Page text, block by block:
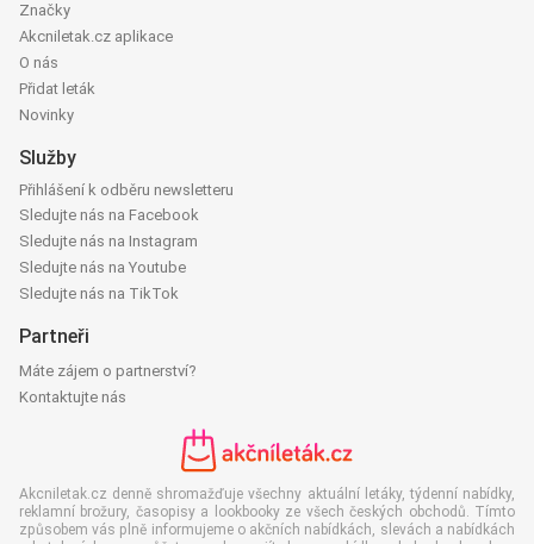
Značky
Akcniletak.cz aplikace
O nás
Přidat leták
Novinky
Služby
Přihlášení k odběru newsletteru
Sledujte nás na Facebook
Sledujte nás na Instagram
Sledujte nás na Youtube
Sledujte nás na TikTok
Partneři
Máte zájem o partnerství?
Kontaktujte nás
Akcniletak.cz denně shromažďuje všechny aktuální letáky, týdenní nabídky,
reklamní brožury, časopisy a lookbooky ze všech českých obchodů. Tímto
způsobem vás plně informujeme o akčních nabídkách, slevách a nabídkách